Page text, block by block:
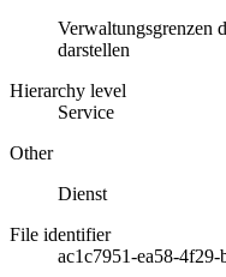
Verwaltungsgrenzen
darstellen
Hierarchy level
Service
Other
Dienst
File identifier
ac1c7951-ea58-